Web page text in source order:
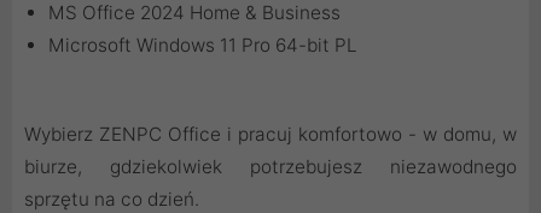
MS Office 2024 Home & Business
Microsoft Windows 11 Pro 64-bit PL
Wybierz ZENPC Office i pracuj komfortowo - w domu, w
biurze, gdziekolwiek potrzebujesz niezawodnego
sprzętu na co dzień.